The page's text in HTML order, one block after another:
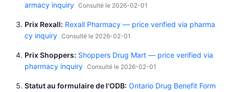
armacy inquiry Consulté le 2026-02-01
Prix Rexall Rexall Pharmacy — price verified via pharma
cy inquiry Consulté le 2026-02-01
Prix Shoppers Shoppers Drug Mart — price verified via
pharmacy inquiry Consulté le 2026-02-01
Statut au formulaire de l’ODB Ontario Drug Benefit Form